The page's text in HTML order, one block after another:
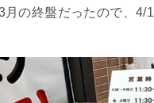
月の終盤だったので、4/